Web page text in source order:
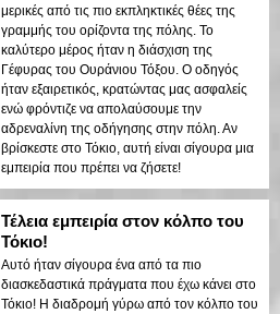
μερικές από τις πιο εκπληκτικές θέες της
γραμμής του ορίζοντα της πόλης. Το
καλύτερο μέρος ήταν η διάσχιση της
Γέφυρας του Ουράνιου Τόξου. Ο οδηγός
ήταν εξαιρετικός, κρατώντας μας ασφαλείς
ενώ φρόντιζε να απολαύσουμε την
αδρεναλίνη της οδήγησης στην πόλη. Αν
βρίσκεστε στο Τόκιο, αυτή είναι σίγουρα μια
εμπειρία που πρέπει να ζήσετε!
Τέλεια εμπειρία στον κόλπο του
Τόκιο!
Αυτό ήταν σίγουρα ένα από τα πιο
διασκεδαστικά πράγματα που έχω κάνει στο
Τόκιο! Η διαδρομή γύρω από τον κόλπο του